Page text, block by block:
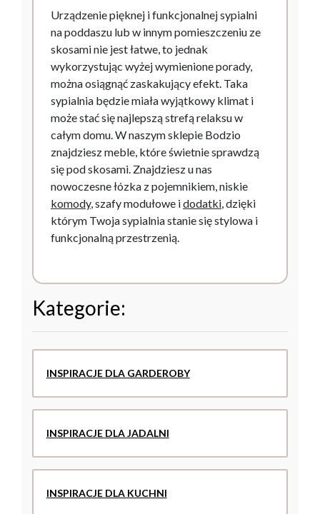
Urządzenie pięknej i funkcjonalnej sypialni
na poddaszu lub w innym pomieszczeniu ze
skosami nie jest łatwe, to jednak
wykorzystując wyżej wymienione porady,
można osiągnąć zaskakujący efekt. Taka
sypialnia będzie miała wyjątkowy klimat i
może stać się najlepszą strefą relaksu w
całym domu. W naszym sklepie Bodzio
znajdziesz meble, które świetnie sprawdzą
się pod skosami. Znajdziesz u nas
nowoczesne łózka z pojemnikiem, niskie
komody, szafy modułowe idodatki, dzięki
którym Twoja sypialnia stanie się stylowa i
funkcjonalną przestrzenią.
Kategorie:
INSPIRACJE DLA GARDEROBY
INSPIRACJE DLA JADALNI
INSPIRACJE DLA KUCHNI